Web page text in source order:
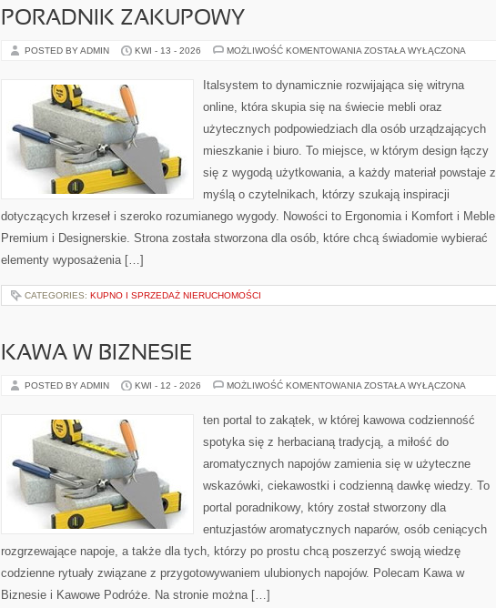
PORADNIK ZAKUPOWY
POSTED BY ADMIN KWI - 13 - 2026 MOŻLIWOŚĆ KOMENTOWANIA PORADNIK
ZOSTAŁA WYŁĄCZONA
Italsystem to dynamicznie rozwijająca się witryna
online, która skupia się na świecie mebli oraz
użytecznych podpowiedziach dla osób urządzających
mieszkanie i biuro. To miejsce, w którym design łączy
się z wygodą użytkowania, a każdy materiał powstaje z
myślą o czytelnikach, którzy szukają inspiracji
dotyczących krzeseł i szeroko rozumianego wygody. Nowości to Ergonomia i Komfort i Meble
Premium i Designerskie. Strona została stworzona dla osób, które chcą świadomie wybierać
elementy wyposażenia […]
CATEGORIES: KUPNO I SPRZEDAŻ NIERUCHOMOŚCI
KAWA W BIZNESIE
POSTED BY ADMIN KWI - 12 - 2026 MOŻLIWOŚĆ KOMENTOWANIA KAWA
ZOSTAŁA WYŁĄCZONA
ten portal to zakątek, w której kawowa codzienność
spotyka się z herbacianą tradycją, a miłość do
aromatycznych napojów zamienia się w użyteczne
wskazówki, ciekawostki i codzienną dawkę wiedzy. To
portal poradnikowy, który został stworzony dla
entuzjastów aromatycznych naparów, osób ceniących
rozgrzewające napoje, a także dla tych, którzy po prostu chcą poszerzyć swoją wiedzę
codzienne rytuały związane z przygotowywaniem ulubionych napojów. Polecam Kawa w
Biznesie i Kawowe Podróże. Na stronie można […]